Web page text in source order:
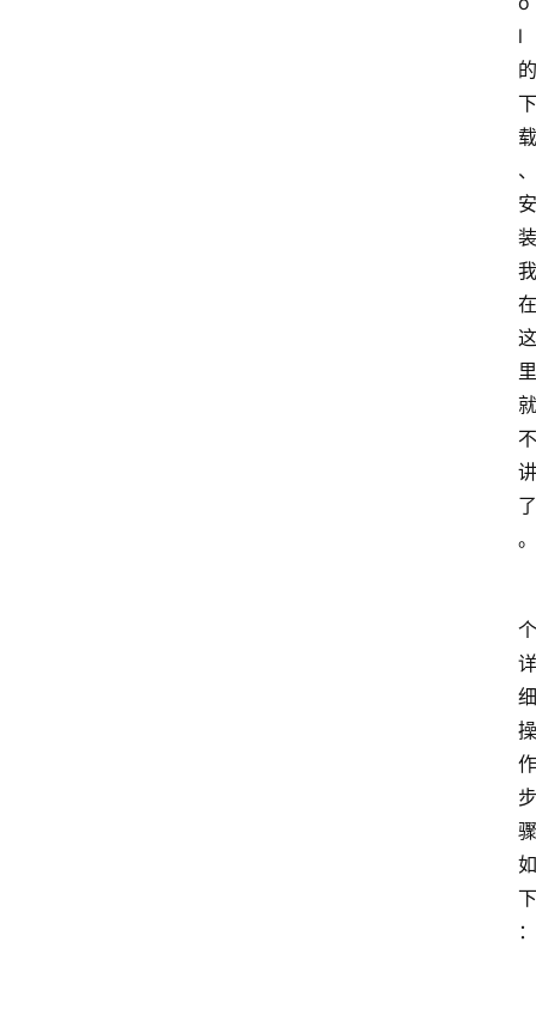
l
的
下
载
、
安
装
我
在
这
里
就
不
讲
了
。
个
详
细
操
作
步
骤
如
下
：